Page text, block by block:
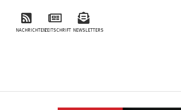
NACHRICHTENZEITSCHRIFT NEWSLETTERS